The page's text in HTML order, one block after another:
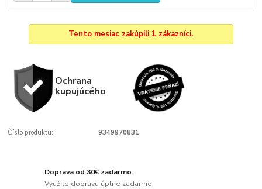
Tento mesiac zakúpili 1 zákazníci.
Ochrana
kupujúcého
Číslo produktu: 9349970831
Doprava od 30€ zadarmo.
Využite dopravu úplne zadarmo